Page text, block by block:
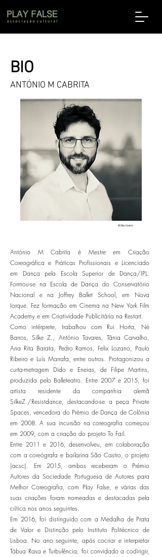
BIO
ANTÓNIO M CABRITA
© São Castro
António M Cabrita é Mestre em Criação
Coreográfica e Práticas Profissionais e Licenciado
em Dança pela Escola Superior de Dança/IPL.
Formou-se na Escola de Dança do Conservatório
Nacional e na Joffrey Ballet School, em Nova
Iorque. Fez formação em Cinema na New York Film
Academy e em Criatividade Publicitária na Restart.
Como intérprete, trabalhou com Rui Horta, Né
Barros, Silke Z., António Tavares, Tânia Carvalho,
Ana Rita Barata, Pedro Ramos, Felix Lozano, Paulo
Ribeiro e Luís Marrafa, entre outros. Protagonizou a
curta-metragem Dido e Eneias, de Filipe Martins,
produzida pelo Balleteatro. Entre 2007 e 2015, foi
artista residente da companhia alemã
SilkeZ./Resistdance, destacando-se a peça Private
Spaces, vencedora do Prémio de Dança de Colónia
em 2008. A sua incursão na coreografia começou
em 2009, com a criação do projeto To Fail.
Entre 2011 e 2016, desenvolveu, em colaboração
com a coreógrafa e bailarina São Castro, o projeto
|acsc|. Em 2015, ambos receberam o Prémio
Autores da Sociedade Portuguesa de Autores para
Melhor Coreografia, com Play False, e várias das
suas criações foram nomeadas e destacadas pela
crítica nos anos seguintes.
Em 2016, foi distinguido com a Medalha de Prata
de Valor e Distinção pelo Instituto Politécnico de
Lisboa. No ano seguinte, após cocriar e interpretar
Tábua Rasa e Turbulência, foi convidado a codirigir,